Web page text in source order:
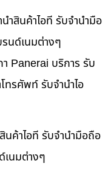
ำสินค้าไอที รับจำนำมือ
นด์เนมต่างๆ
Panerai บริการ รับ
ทรศัพท์ รับจำนำไอ
นค้าไอที รับจำนำมือถือ
เนมต่างๆ